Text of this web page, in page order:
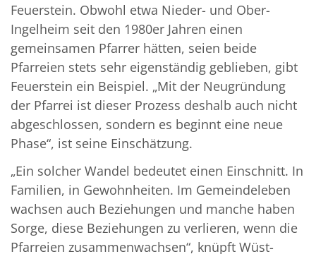
Feuerstein. Obwohl etwa Nieder- und Ober-
Ingelheim seit den 1980er Jahren einen
gemeinsamen Pfarrer hätten, seien beide
Pfarreien stets sehr eigenständig geblieben, gibt
Feuerstein ein Beispiel. „Mit der Neugründung
der Pfarrei ist dieser Prozess deshalb auch nicht
abgeschlossen, sondern es beginnt eine neue
Phase“, ist seine Einschätzung.
„Ein solcher Wandel bedeutet einen Einschnitt. In
Familien, in Gewohnheiten. Im Gemeindeleben
wachsen auch Beziehungen und manche haben
Sorge, diese Beziehungen zu verlieren, wenn die
Pfarreien zusammenwachsen“, knüpft Wüst-